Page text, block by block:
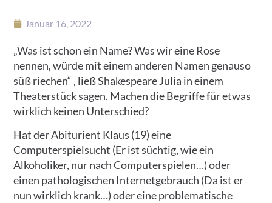
Januar 16, 2022
„Was ist schon ein Name? Was wir eine Rose
nennen, würde mit einem anderen Namen genauso
süß riechen“ , ließ Shakespeare Julia in einem
Theaterstück sagen. Machen die Begriffe für etwas
wirklich keinen Unterschied?
Hat der Abiturient Klaus (19) eine
Computerspielsucht (Er ist süchtig, wie ein
Alkoholiker, nur nach Computerspielen…) oder
einen pathologischen Internetgebrauch (Da ist er
nun wirklich krank…) oder eine problematische